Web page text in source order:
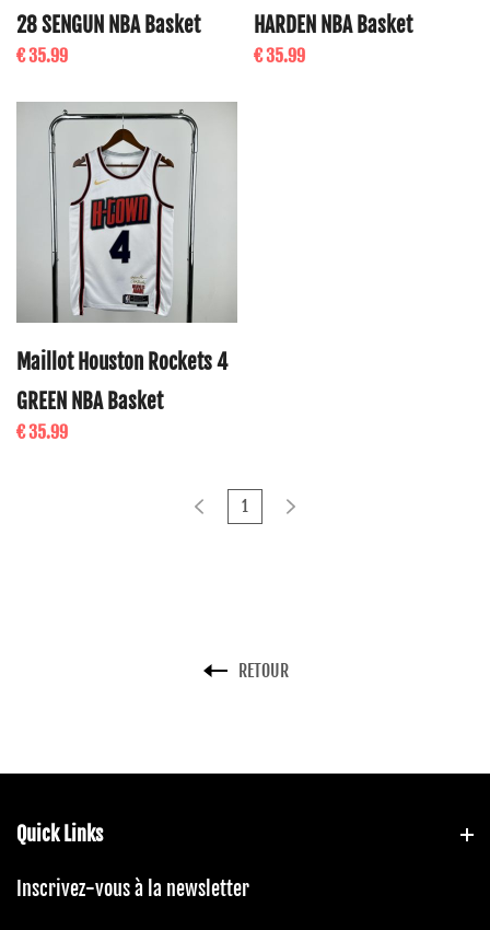
28 SENGUN NBA Basket
€ 35.99
HARDEN NBA Basket
€ 35.99
Maillot Houston Rockets 4
GREEN NBA Basket
€ 35.99
1
RETOUR
Quick Links
Inscrivez-vous à la newsletter